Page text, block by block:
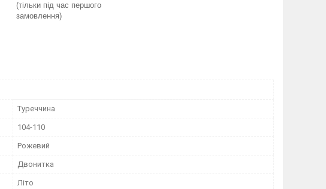
(тільки під час першого
замовлення)
Туреччина
104-110
Рожевий
Двонитка
Літо